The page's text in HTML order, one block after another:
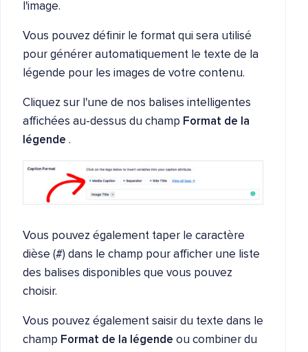
l'image.
Vous pouvez définir le format qui sera utilisé
pour générer automatiquement le texte de la
légende pour les images de votre contenu.
Cliquez sur l'une de nos balises intelligentes
affichées au-dessus du champ Format de la
légende .
Vous pouvez également taper le caractère
dièse (#) dans le champ pour afficher une liste
des balises disponibles que vous pouvez
choisir.
Vous pouvez également saisir du texte dans le
champ Format de la légende ou combiner du